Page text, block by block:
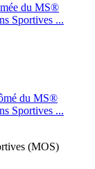
du MS®
Sportives ...
du MS®
Sportives ...
(MOS)